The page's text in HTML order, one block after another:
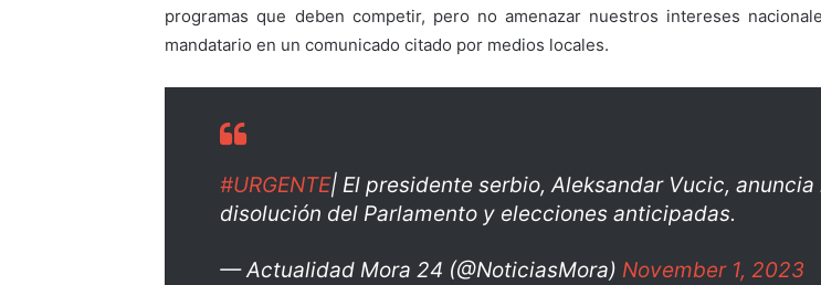
programas que deben competir, pero no amenazar nuestros intereses
mandatario en un comunicado citado por medios locales.
#URGENTE| El presidente serbio, Aleksandar Vucic, anuncia
disolución del Parlamento y elecciones anticipadas.
— Actualidad Mora 24 (@NoticiasMora) November 1, 2023